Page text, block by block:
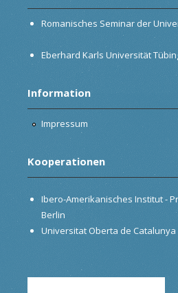
Romanisches Seminar der
Eberhard Karls Universität
Information
Impressum
Kooperationen
Ibero-Amerikanisches Institut -
Berlin
Universitat Oberta de Catalunya